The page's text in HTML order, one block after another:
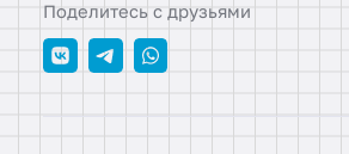
Поделитесь с друзьями